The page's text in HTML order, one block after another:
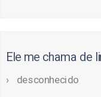
Ele me chama de
desconhecido